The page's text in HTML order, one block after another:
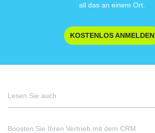
all das an einem Ort.
KOSTENLOS ANMELDEN
Lesen Sie auch
Boosten Sie Ihren Vertrieb mit dem CRM